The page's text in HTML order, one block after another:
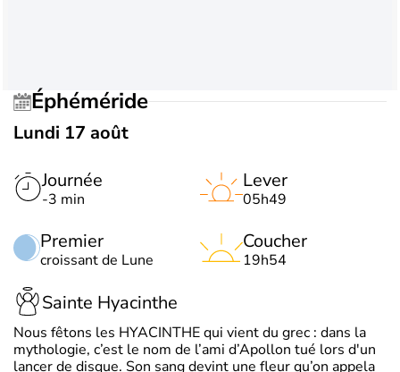
Éphéméride
Lundi 17 août
Journée
-3 min
Premier
croissant de Lune
Lever
05h49
Coucher
19h54
Sainte Hyacinthe
Nous fêtons les HYACINTHE qui vient du grec : dans la
mythologie, c’est le nom de l’ami d’Apollon tué lors d'un
lancer de disque. Son sang devint une fleur qu’on appela